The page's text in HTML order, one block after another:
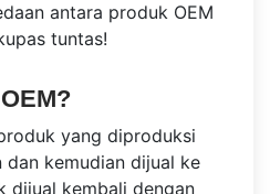
antara produk OEM
tuntas!
yang diproduksi
dan kemudian dijual ke
dijual kembali dengan